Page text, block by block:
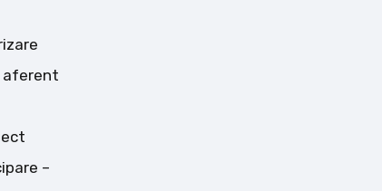
aferent
–